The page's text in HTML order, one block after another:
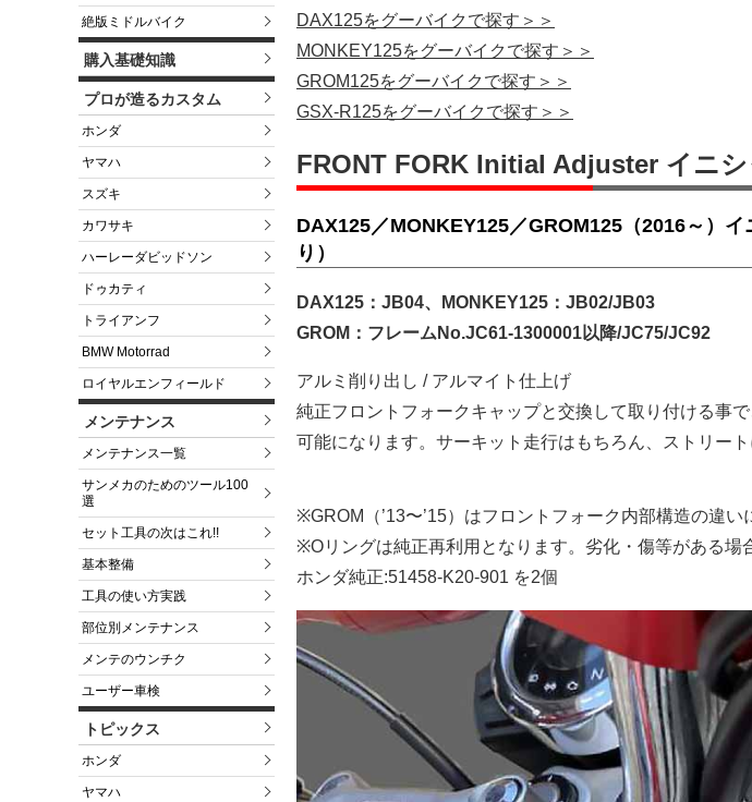
絶版ミドルバイク
購入基礎知識
プロが造るカスタム
ホンダ
ヤマハ
スズキ
カワサキ
ハーレーダビッドソン
ドゥカティ
トライアンフ
BMW Motorrad
ロイヤルエンフィールド
メンテナンス
メンテナンス一覧
サンメカのためのツール100
選
セット工具の次はこれ!!
基本整備
工具の使い方実践
部位別メンテナンス
メンテのウンチク
ユーザー車検
トピックス
ホンダ
ヤマハ
DAX125をグーバイクで探す＞＞
MONKEY125をグーバイクで探す＞＞
GROM125をグーバイクで探す＞＞
GSX-R125をグーバイクで探す＞＞
FRONT FORK Initial Adjuster イニ
DAX125／MONKEY125／GROM125（2016～）
り）
DAX125：JB04、MONKEY125：JB02/JB03
GROM：フレームNo.JC61-1300001以降/JC75/JC92
アルミ削り出し / アルマイト仕上げ
純正フロントフォークキャップと交換して取り付ける事
可能になります。サーキット走行はもちろん、ストリート
※GROM（’13〜’15）はフロントフォーク内部構造の違い
※Oリングは純正再利用となります。劣化・傷等がある場
ホンダ純正:51458-K20-901 を2個